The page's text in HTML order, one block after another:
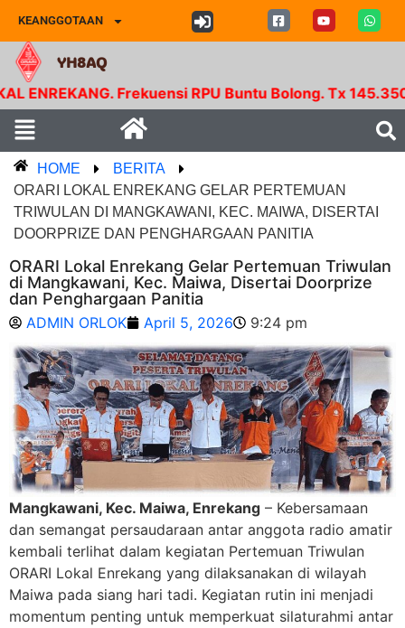
KEANGGOTAAN
YH8AQ
Frekuensi RPU Buntu Bolong. Tx 145.350
HOME
BERITA
ORARI LOKAL ENREKANG GELAR PERTEMUAN
TRIWULAN DI MANGKAWANI, KEC. MAIWA, DISERTAI
DOORPRIZE DAN PENGHARGAAN PANITIA
ORARI Lokal Enrekang Gelar Pertemuan Triwulan
di Mangkawani, Kec. Maiwa, Disertai Doorprize
dan Penghargaan Panitia
ADMIN ORLOK April 5, 2026 9:24 pm
Mangkawani, Kec. Maiwa, Enrekang – Kebersamaan
dan semangat persaudaraan antar anggota radio amatir
kembali terlihat dalam kegiatan Pertemuan Triwulan
ORARI Lokal Enrekang yang dilaksanakan di wilayah
Maiwa pada siang hari tadi. Kegiatan rutin ini menjadi
momentum penting untuk memperkuat silaturahmi antar